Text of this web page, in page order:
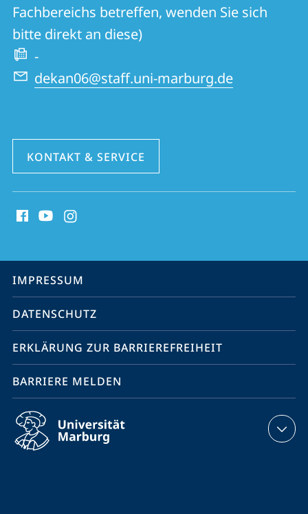
Fachbereichs betreffen, wenden Sie sich
bitte direkt an diese)
-
dekan06@staff.uni-marburg.de
KONTAKT & SERVICE
Media
Service-
Navigation
IMPRESSUM
DATENSCHUTZ
ERKLÄRUNG ZUR BARRIEREFREIHEIT
BARRIERE MELDEN